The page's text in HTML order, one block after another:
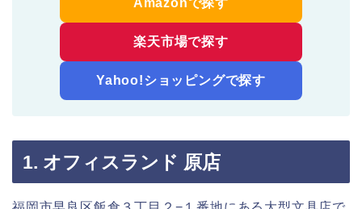
Amazonで探す
楽天市場で探す
Yahoo!ショッピングで探す
1. オフィスランド 原店